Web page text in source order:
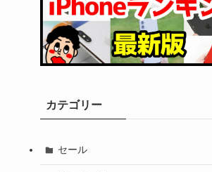
カテゴリー
セール